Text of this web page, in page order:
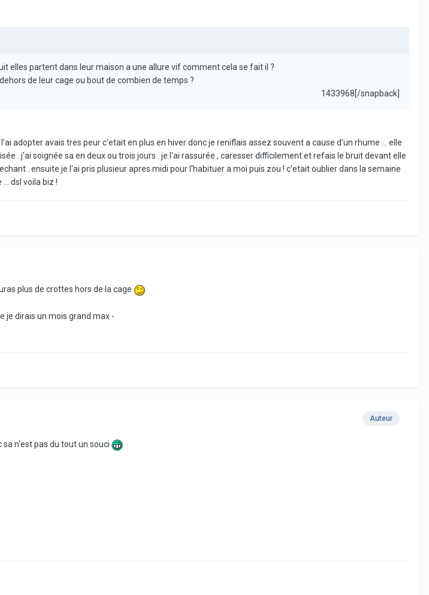
elles partent dans leur maison a une allure vif comment cela se fait il ?
de leur cage ou bout de combien de temps ?
1433968[/snapback]
adopter avais tres peur c'etait en plus en hiver donc je reniflais assez souvent a cause d'un rhume ... elle
. j'ai soignée sa en deux ou trois jours . je l'ai rassurée , caresser difficilement et refais le bruit devant elle
. ensuite je l'ai pris plusieur apres midi pour l'habituer a moi puis zou ! c'etait oublier dans la semaine
dsl voila biz !
plus de crottes hors de la cage
je dirais un mois grand max -
Auteur
n'est pas du tout un souci